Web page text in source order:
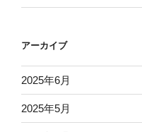
アーカイブ
2025年6月
2025年5月